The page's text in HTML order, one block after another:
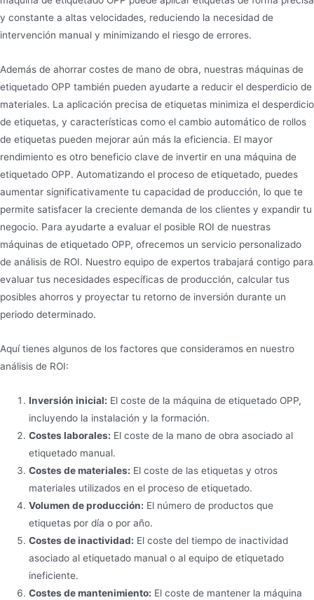
y constante a altas velocidades, reduciendo la necesidad de
intervención manual y minimizando el riesgo de errores.
Además de ahorrar costes de mano de obra, nuestras máquinas de
etiquetado OPP también pueden ayudarte a reducir el desperdicio de
materiales. La aplicación precisa de etiquetas minimiza el desperdicio
de etiquetas, y características como el cambio automático de rollos
de etiquetas pueden mejorar aún más la eficiencia. El mayor
rendimiento es otro beneficio clave de invertir en una máquina de
etiquetado OPP. Automatizando el proceso de etiquetado, puedes
aumentar significativamente tu capacidad de producción, lo que te
permite satisfacer la creciente demanda de los clientes y expandir tu
negocio. Para ayudarte a evaluar el posible ROI de nuestras
máquinas de etiquetado OPP, ofrecemos un servicio personalizado
de análisis de ROI. Nuestro equipo de expertos trabajará contigo para
evaluar tus necesidades específicas de producción, calcular tus
posibles ahorros y proyectar tu retorno de inversión durante un
periodo determinado.
Aquí tienes algunos de los factores que consideramos en nuestro
análisis de ROI:
Inversión inicial: El coste de la máquina de etiquetado OPP,
incluyendo la instalación y la formación.
Costes laborales: El coste de la mano de obra asociado al
etiquetado manual.
Costes de materiales: El coste de las etiquetas y otros
materiales utilizados en el proceso de etiquetado.
Volumen de producción: El número de productos que
etiquetas por día o por año.
Costes de inactividad: El coste del tiempo de inactividad
asociado al etiquetado manual o al equipo de etiquetado
ineficiente.
Costes de mantenimiento: El coste de mantener la máquina